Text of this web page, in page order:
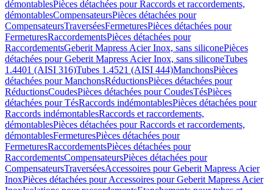
démontablesPièces détachées pour Raccords et raccordements,
démontablesCompensateursPièces détachées pour
CompensateursTraverséesFermeturesPièces détachées pour
FermeturesRaccordementsPièces détachées pour
RaccordementsGeberit Mapress Acier Inox, sans siliconePièces
détachées pour Geberit Mapress Acier Inox, sans siliconeTubes
1.4401 (AISI 316)Tubes 1.4521 (AISI 444)ManchonsPièces
détachées pour ManchonsRéductionsPièces détachées pour
RéductionsCoudesPièces détachées pour CoudesTésPièces
détachées pour TésRaccords indémontablesPièces détachées pour
Raccords indémontablesRaccords et raccordements,
démontablesPièces détachées pour Raccords et raccordements,
démontablesFermeturesPièces détachées pour
FermeturesRaccordementsPièces détachées pour
RaccordementsCompensateursPièces détachées pour
CompensateursTraverséesAccessoires pour Geberit Mapress Acier
InoxPièces détachées pour Accessoires pour Geberit Mapress Acier